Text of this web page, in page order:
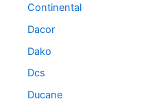
Continental
Dacor
Dako
Dcs
Ducane